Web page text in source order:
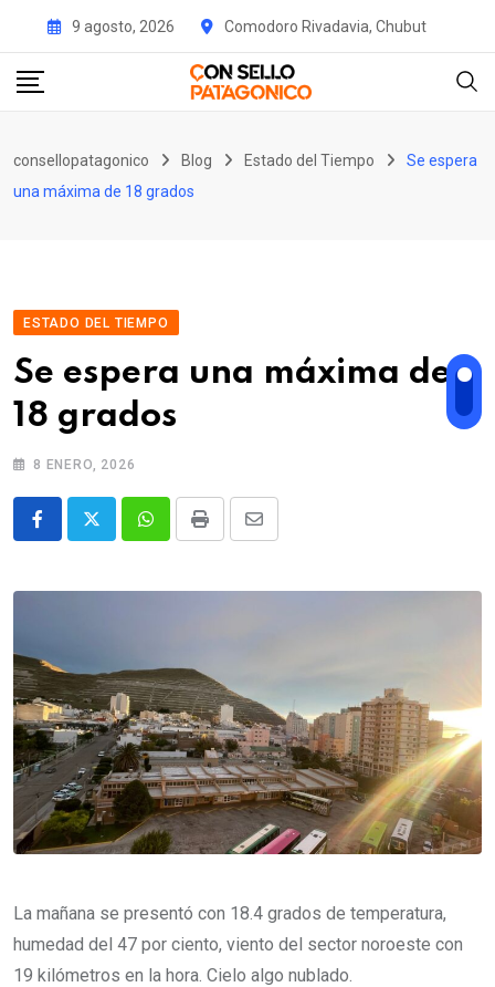
content
9 agosto, 2026 Comodoro Rivadavia, Chubut
consellopatagonico Blog Estado del Tiempo
Se espera
una máxima de 18 grados
ESTADO DEL TIEMPO
Se espera una máxima de
18 grados
8 ENERO, 2026
WhatsappPrint
Share
Email
La mañana se presentó con 18.4 grados de temperatura,
humedad del 47 por ciento, viento del sector noroeste con
19 kilómetros en la hora. Cielo algo nublado.